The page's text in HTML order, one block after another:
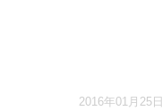
2016年01月25日